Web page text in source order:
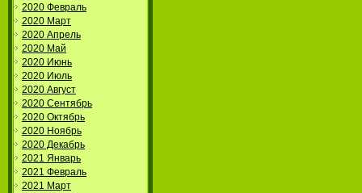
2020 Февраль
2020 Март
2020 Апрель
2020 Май
2020 Июнь
2020 Июль
2020 Август
2020 Сентябрь
2020 Октябрь
2020 Ноябрь
2020 Декабрь
2021 Январь
2021 Февраль
2021 Март